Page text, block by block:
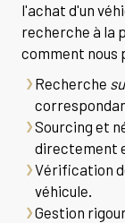
l'achat d'un
recherche à la
comment nous
Recherche
Sourcing et
directement
Vérification
véhicule.
Gestion